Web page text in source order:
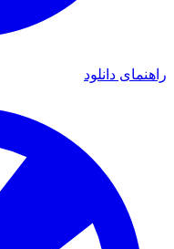
دانلود